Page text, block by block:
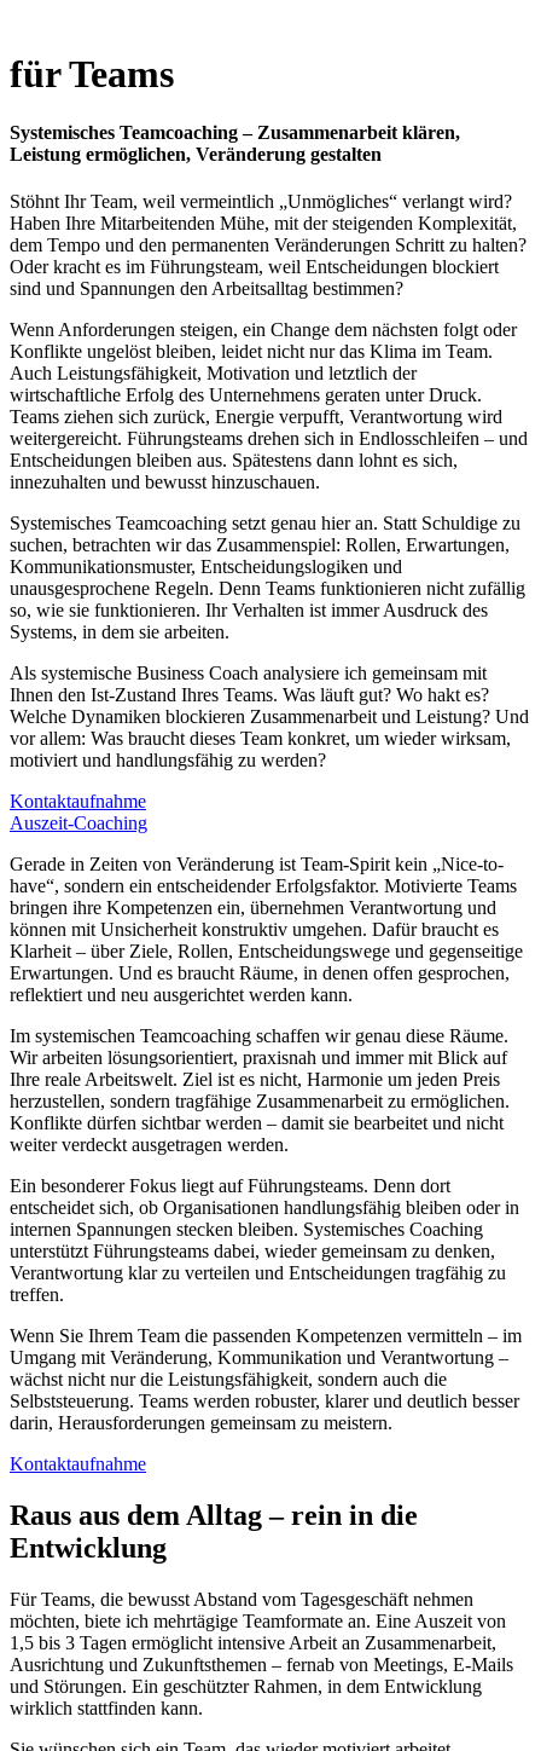
für Teams
Systemisches Teamcoaching – Zusammenarbeit klären,
Leistung ermöglichen, Veränderung gestalten
Stöhnt Ihr Team, weil vermeintlich „Unmögliches“ verlangt wird?
Haben Ihre Mitarbeitenden Mühe, mit der steigenden Komplexität,
dem Tempo und den permanenten Veränderungen Schritt zu halten?
Oder kracht es im Führungsteam, weil Entscheidungen blockiert
sind und Spannungen den Arbeitsalltag bestimmen?
Wenn Anforderungen steigen, ein Change dem nächsten folgt oder
Konflikte ungelöst bleiben, leidet nicht nur das Klima im Team.
Auch Leistungsfähigkeit, Motivation und letztlich der
wirtschaftliche Erfolg des Unternehmens geraten unter Druck.
Teams ziehen sich zurück, Energie verpufft, Verantwortung wird
weitergereicht. Führungsteams drehen sich in Endlosschleifen – und
Entscheidungen bleiben aus. Spätestens dann lohnt es sich,
innezuhalten und bewusst hinzuschauen.
Systemisches Teamcoaching setzt genau hier an. Statt Schuldige zu
suchen, betrachten wir das Zusammenspiel: Rollen, Erwartungen,
Kommunikationsmuster, Entscheidungslogiken und
unausgesprochene Regeln. Denn Teams funktionieren nicht zufällig
so, wie sie funktionieren. Ihr Verhalten ist immer Ausdruck des
Systems, in dem sie arbeiten.
Als systemische Business Coach analysiere ich gemeinsam mit
Ihnen den Ist-Zustand Ihres Teams. Was läuft gut? Wo hakt es?
Welche Dynamiken blockieren Zusammenarbeit und Leistung? Und
vor allem: Was braucht dieses Team konkret, um wieder wirksam,
motiviert und handlungsfähig zu werden?
Kontaktaufnahme
Auszeit-Coaching
Gerade in Zeiten von Veränderung ist Team-Spirit kein „Nice-to-
have“, sondern ein entscheidender Erfolgsfaktor. Motivierte Teams
bringen ihre Kompetenzen ein, übernehmen Verantwortung und
können mit Unsicherheit konstruktiv umgehen. Dafür braucht es
Klarheit – über Ziele, Rollen, Entscheidungswege und gegenseitige
Erwartungen. Und es braucht Räume, in denen offen gesprochen,
reflektiert und neu ausgerichtet werden kann.
Im systemischen Teamcoaching schaffen wir genau diese Räume.
Wir arbeiten lösungsorientiert, praxisnah und immer mit Blick auf
Ihre reale Arbeitswelt. Ziel ist es nicht, Harmonie um jeden Preis
herzustellen, sondern tragfähige Zusammenarbeit zu ermöglichen.
Konflikte dürfen sichtbar werden – damit sie bearbeitet und nicht
weiter verdeckt ausgetragen werden.
Ein besonderer Fokus liegt auf Führungsteams. Denn dort
entscheidet sich, ob Organisationen handlungsfähig bleiben oder in
internen Spannungen stecken bleiben. Systemisches Coaching
unterstützt Führungsteams dabei, wieder gemeinsam zu denken,
Verantwortung klar zu verteilen und Entscheidungen tragfähig zu
treffen.
Wenn Sie Ihrem Team die passenden Kompetenzen vermitteln – im
Umgang mit Veränderung, Kommunikation und Verantwortung –
wächst nicht nur die Leistungsfähigkeit, sondern auch die
Selbststeuerung. Teams werden robuster, klarer und deutlich besser
darin, Herausforderungen gemeinsam zu meistern.
Kontaktaufnahme
Raus aus dem Alltag – rein in die
Entwicklung
Für Teams, die bewusst Abstand vom Tagesgeschäft nehmen
möchten, biete ich mehrtägige Teamformate an. Eine Auszeit von
1,5 bis 3 Tagen ermöglicht intensive Arbeit an Zusammenarbeit,
Ausrichtung und Zukunftsthemen – fernab von Meetings, E-Mails
und Störungen. Ein geschützter Rahmen, in dem Entwicklung
wirklich stattfinden kann.